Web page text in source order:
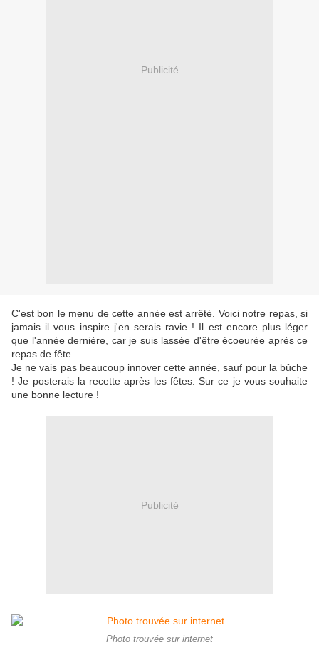
Publicité
C'est bon le menu de cette année est arrêté. Voici notre repas, si
jamais il vous inspire j'en serais ravie ! Il est encore plus léger
que l'année dernière, car je suis lassée d'être écoeurée après ce
repas de fête.
Je ne vais pas beaucoup innover cette année, sauf pour la bûche
! Je posterais la recette après les fêtes. Sur ce je vous souhaite
une bonne lecture !
Publicité
Photo trouvée sur internet